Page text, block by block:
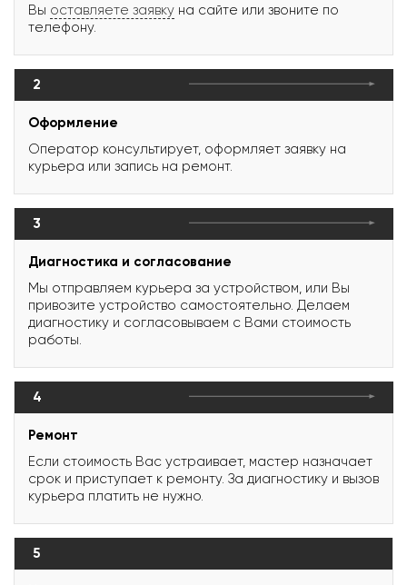
Вы оставляете заявку на сайте или звоните по
телефону.
2
Оформление
Оператор консультирует, оформляет заявку на
курьера или запись на ремонт.
3
Диагностика и согласование
Мы отправляем курьера за устройством, или Вы
привозите устройство самостоятельно. Делаем
диагностику и согласовываем с Вами стоимость
работы.
4
Ремонт
Если стоимость Вас устраивает, мастер назначает
срок и приступает к ремонту. За диагностику и вызов
курьера платить не нужно.
5